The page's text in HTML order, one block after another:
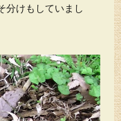
分けもしていまし